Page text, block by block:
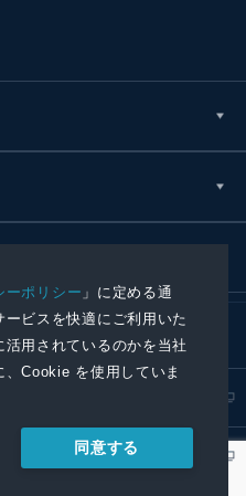
ーポリシー 」に定める通
ービスを快適にご利用いた
用されているのかを当社
Cookie を使用していま
同意する
プレスリリース取扱基準